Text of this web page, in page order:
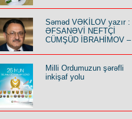
Səməd VƏKİLOV yazır :
ƏFSANƏVİ NEFTÇİ
CÜMŞÜD İBRAHİMOV –
Milli Ordumuzun şərəfli
inkişaf yolu